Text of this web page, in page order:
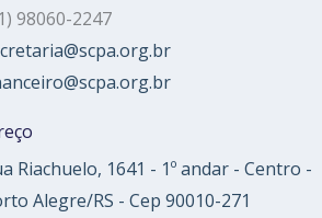
98060-2247
Riachuelo, 1641 - 1º andar - Centro -
Alegre/RS - Cep 90010-271